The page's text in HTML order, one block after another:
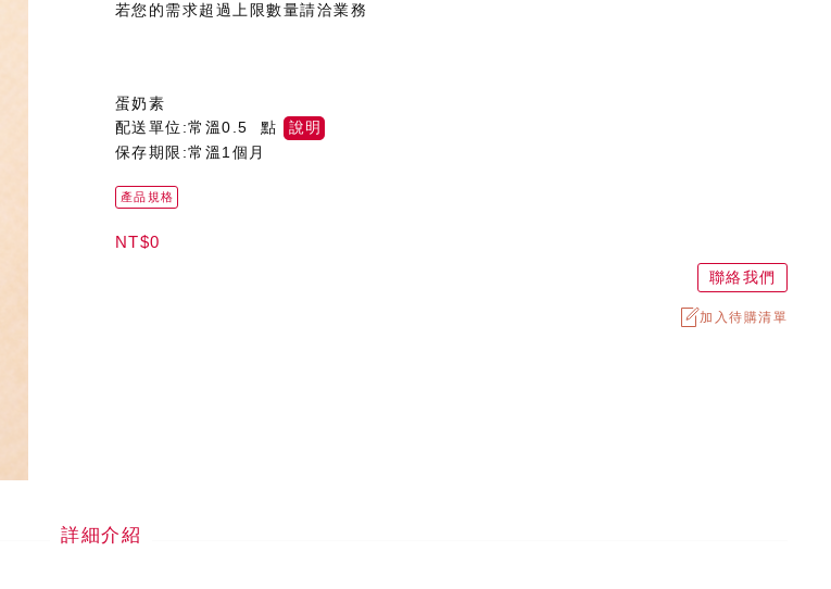
若您的需求超過上限數量請洽業務
蛋奶素
配送單位:常溫0.5 點
說明
保存期限:常溫1個月
產品規格
NT$0
聯絡我們
加入待購清單
詳細介紹